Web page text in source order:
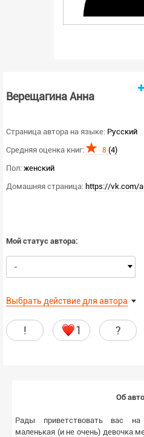
Верещагина Анна
Страница автора на языке: Русский
Средняя оценка книг:
8 (4)
Пол: женский
Домашняя страница: https://vk.com/
Мой статус автора:
-
Выбрать действие для автора
! 1 ?
Об
Рады приветствовать вас
маленькая (и не очень) девочка